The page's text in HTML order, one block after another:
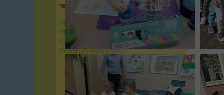
relacja zdjęciowa.
#DzieńKropki
#InternationalDotDay
#kreatywnezajęcia #VashtiDot
#świętokreatywności